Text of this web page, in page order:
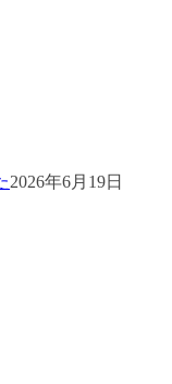
2026年6月19日